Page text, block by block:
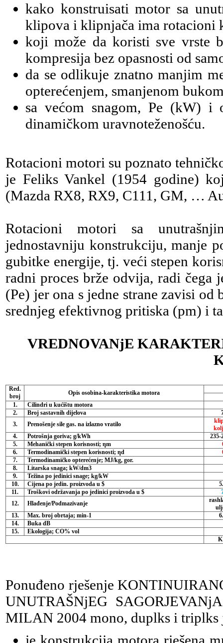
kako konstruisati motor sa
klipova i klipnjača ima rotacioni
koji može da koristi sve vrste
kompresija bez opasnosti od
da se odlikuje znatno manjim
opterećenjem, smanjenom
sa većom snagom, Pe (kW) i
dinamičkom uravnoteženošću.
Rotacioni motori su poznato
je Feliks Vankel (1954 godine)
(Mazda RX8, RX9, C111, GM, …
Rotacioni motori sa
jednostavniju konstrukciju, manje
gubitke energije, tj. veći stepen
radni proces brže odvija, radi
(Pe) jer ona s jedne strane zavisi
srednjeg efektivnog pritiska (pm) i
VREDNOVANjE
Red.
broj
Opis osobina-karakteristika motora
1.
Cilindri u kućištu motora
2.
Broj sastavnih dijelova
3.
Prenošenje sile gas. na izlazno vratilo
4.
Potrošnja goriva; g/kWh
235-
5.
Mehanički stepen korisnosti; ηm
6.
Termodinamički stepen korisnosti; ηd
7.
Termodinamičko opterećenje; MJ/kg, gor.
8.
Litarska snaga; kW/dm3
9.
Težina po jedinici snage; kg/kW
10.
Cijena po jedin. proizvoda u $
11.
Troškovi održavanja po jedinici proizvoda u $
12.
Hlađenje/Podmazivanje
13.
Max. broj obrtaja; min-1
14.
Buka dB
15.
Ekologija; CO% vol
K
Ponuđeno rješenje
UNUTRAŠNjEG
MILAN 2004 mono, duplks i